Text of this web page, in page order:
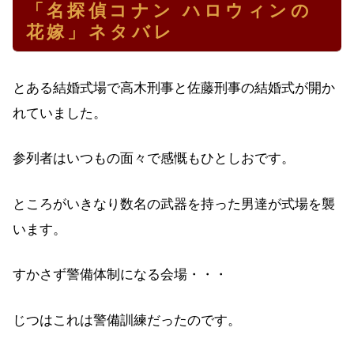
「名探偵コナン ハロウィンの
花嫁」ネタバレ
とある結婚式場で高木刑事と佐藤刑事の結婚式が開か
れていました。
参列者はいつもの面々で感慨もひとしおです。
ところがいきなり数名の武器を持った男達が式場を襲
います。
すかさず警備体制になる会場・・・
じつはこれは警備訓練だったのです。